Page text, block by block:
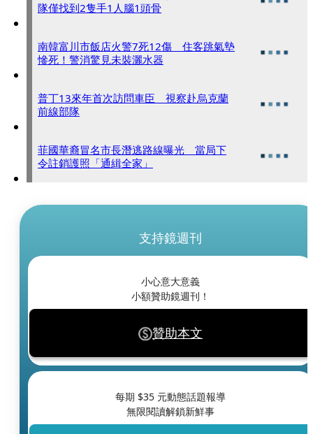
隊僅找到2隻手1人腦1頭骨
南韓富川市飯店火警7死12傷 住客跳氣墊
慘死！警消驚見未裝灑水器
普丁13來年首次訪問車臣 視察赴烏克蘭
前線部隊
菲國華裔冒名市長潛逃路線曝光 當局下
令註銷護照「通緝全家」
支持鏡週刊
小心意大意義
小額贊助鏡週刊！
贊助本文
每期 $35 元動態話題報導
無限閱讀解鎖新鮮事